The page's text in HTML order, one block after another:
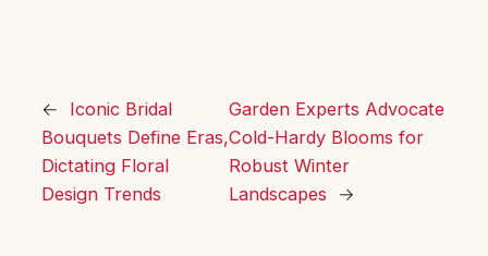
←
Iconic Bridal
Bouquets Define Eras,
Dictating Floral
Design Trends
Garden Experts Advocate
Cold-Hardy Blooms for
Robust Winter
Landscapes
→